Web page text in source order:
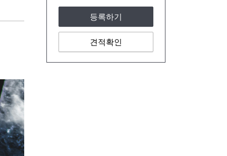
등록하기
견적확인